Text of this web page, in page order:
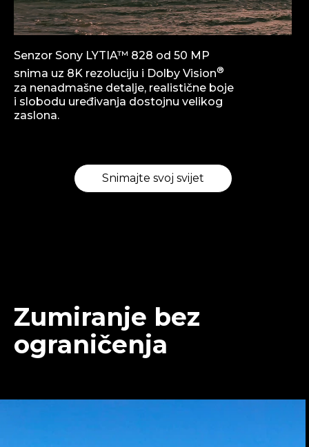
Senzor Sony LYTIA™ 828 od 50 MP
snima uz 8K rezoluciju i Dolby Vision®
za nenadmašne detalje, realistične boje
i slobodu uređivanja dostojnu velikog
zaslona.
Snimajte svoj svijet
Zumiranje bez
ograničenja